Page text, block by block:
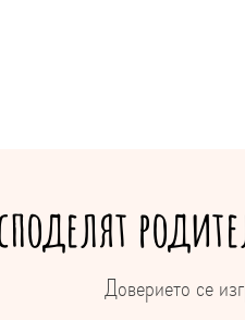
Доверието се